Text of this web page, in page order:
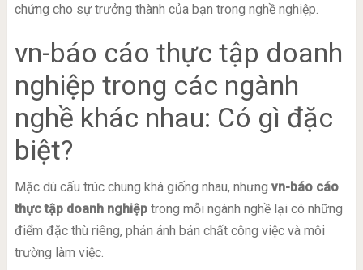
chứng cho sự trưởng thành của bạn trong nghề nghiệp.
vn-báo cáo thực tập doanh
nghiệp trong các ngành
nghề khác nhau: Có gì đặc
biệt?
Mặc dù cấu trúc chung khá giống nhau, nhưng vn-báo cáo
thực tập doanh nghiệptrong mỗi ngành nghề lại có những
điểm đặc thù riêng, phản ánh bản chất công việc và môi
trường làm việc.